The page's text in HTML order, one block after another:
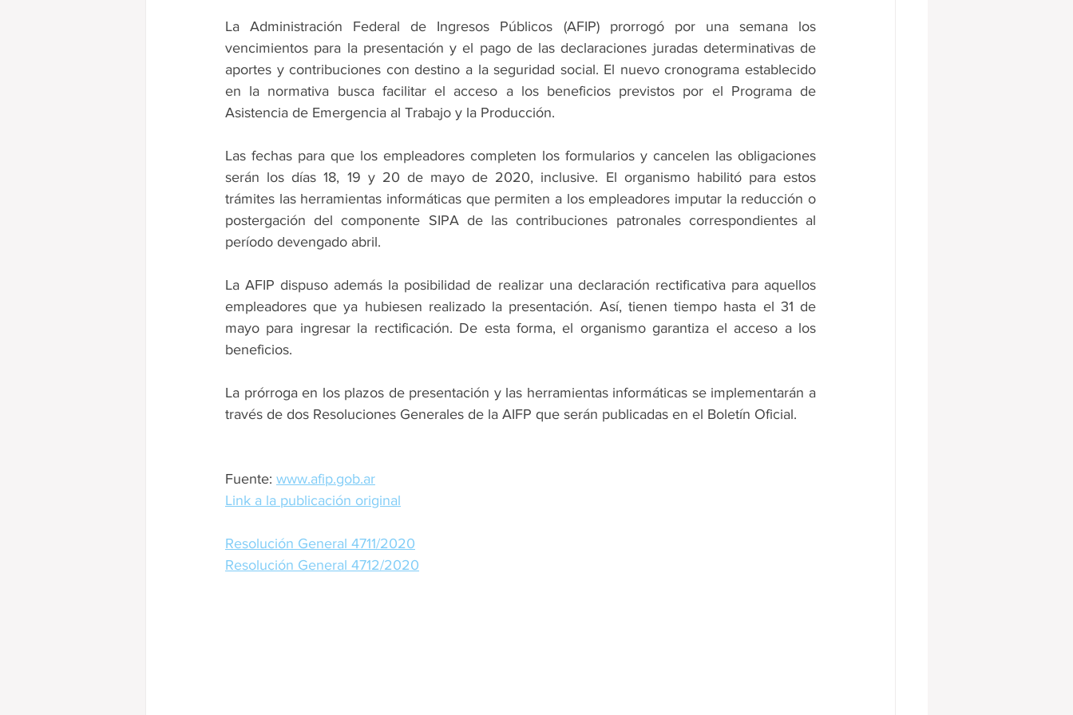
GananciasLa Administración Federal de Ingresos Públicos (AFIP) prorrogó por una semana los
vencimientos para la presentación y el pago de las declaraciones juradas determinativas de
aportes y contribuciones con destino a la seguridad social. El nuevo cronograma establecido
en la normativa busca facilitar el acceso a los beneficios previstos por el Programa de
Asistencia de Emergencia al Trabajo y la Producción.
Las fechas para que los empleadores completen los formularios y cancelen las obligaciones
serán los días 18, 19 y 20 de mayo de 2020, inclusive. El organismo habilitó para estos
trámites las herramientas informáticas que permiten a los empleadores imputar la reducción o
postergación del componente SIPA de las contribuciones patronales correspondientes al
período devengado abril.
La AFIP dispuso además la posibilidad de realizar una declaración rectificativa para aquellos
empleadores que ya hubiesen realizado la presentación. Así, tienen tiempo hasta el 31 de
mayo para ingresar la rectificación. De esta forma, el organismo garantiza el acceso a los
beneficios.
La prórroga en los plazos de presentación y las herramientas informáticas se implementarán a
través de dos Resoluciones Generales de la AIFP que serán publicadas en el Boletín Oficial.
Fuente: www.afip.gob.ar
Link a la publicación original
Resolución General 4711/2020
Resolución General 4712/2020